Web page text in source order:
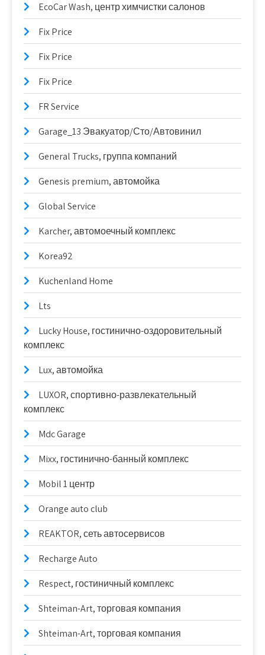
EcoCar Wash, центр химчистки салонов
Fix Price
Fix Price
Fix Price
FR Service
Garage_13 Эвакуатор/Сто/Автовинил
General Trucks, группа компаний
Genesis premium, автомойка
Global Service
Karcher, автомоечный комплекс
Korea92
Kuchenland Home
Lts
Lucky House, гостинично-оздоровительный
комплекс
Lux, автомойка
LUXOR, спортивно-развлекательный
комплекс
Mdc Garage
Mixx, гостинично-банный комплекс
Mobil 1 центр
Orange auto club
REAKTOR, сеть автосервисов
Recharge Auto
Respect, гостиничный комплекс
Shteiman-Art, торговая компания
Shteiman-Art, торговая компания